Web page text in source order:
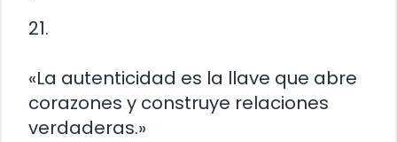
21.
«La autenticidad es la llave que abre
corazones y construye relaciones
verdaderas.»